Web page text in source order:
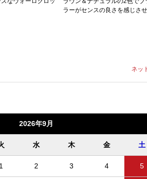
ラーがセンスの良さを感じさせ
ネッ
2026年9月
水 木 金 土
1 2 3 4 5